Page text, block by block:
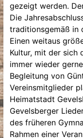
gezeigt werden.
Die
traditionsgemäß in
Einen weitaus
Kultur, mit der sich
immer wieder
Begleitung von
Vereinsmitglieder
Heimatstadt
Gevelsberger
des früheren
Rahmen einer